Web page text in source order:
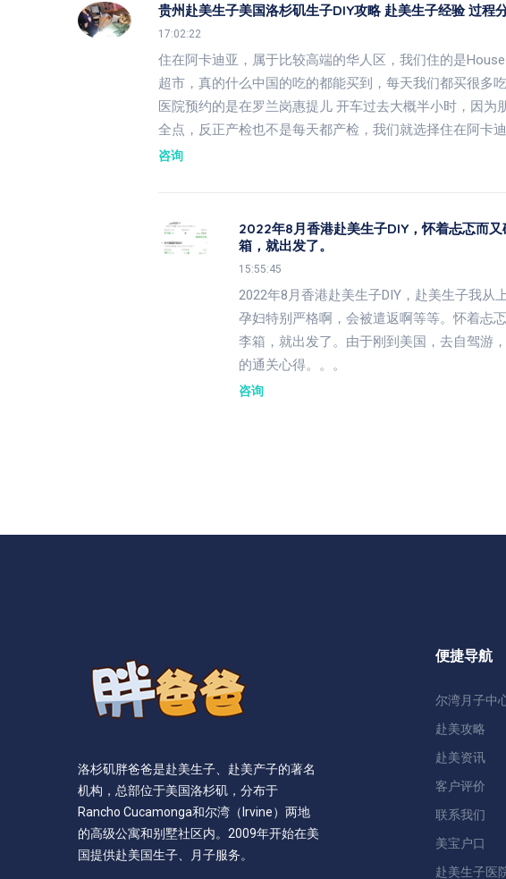
贵州赴美生子美国洛杉矶生子DIY攻略 赴美生子经验 过程
17:02:22
住在阿卡迪亚，属于比较高端的华人区，我们住的是
超市，真的什么中国的吃的都能买到，每天我们都买很多
医院预约的是在罗兰岗惠提儿 开车过去大概半小时，因
全点，反正产检也不是每天都产检，我们就选择住在阿卡迪
咨询
2022年8月香港赴美生子DIY，怀着忐忑而
箱，就出发了。
15:55:45
2022年8月香港赴美生子DIY，赴美生子我
孕妇特别严格啊，会被遣返啊等等。怀着忐
李箱，就出发了。由于刚到美国，去自驾游
的通关心得。。。
咨询
洛杉矶胖爸爸是赴美生子、赴美产子的著名
机构，总部位于美国洛杉矶，分布于
Rancho Cucamonga和尔湾（Irvine）两地
的高级公寓和别墅社区内。2009年开始在美
国提供赴美国生子、月子服务。
便捷导航
尔湾月子中
赴美攻略
赴美资讯
客户评价
联系我们
美宝户口
赴美生子医